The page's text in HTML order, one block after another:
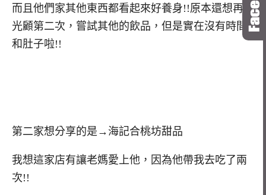
而且他們家其他東西都看起來好養身!!原本還想再去
光顧第二次，嘗試其他的飲品，但是實在沒有時間
和肚子啦!!
第二家想分享的是→海記合桃坊甜品
我想這家店有讓老媽愛上他，因為他帶我去吃了兩
次!!